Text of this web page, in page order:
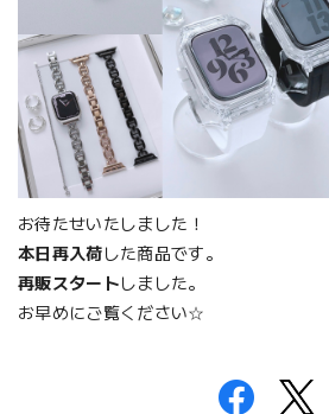
お待たせいたしました！
本日再入荷した商品です。
再販スタートしました。
お早めにご覧ください☆